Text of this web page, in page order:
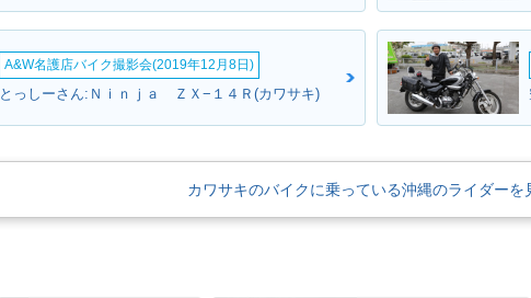
A&W名護店バイク撮影会(2019年12月8日)
とっしーさん:Ｎｉｎｊａ ＺＸ−１４Ｒ(カワサキ)
カワサキのバイクに乗っている沖縄のライダーを